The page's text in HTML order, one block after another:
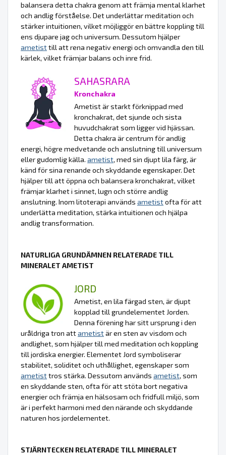
balansera detta chakra genom att främja mental klarhet
och andlig förståelse. Det underlättar meditation och
stärker intuitionen, vilket möjliggör en bättre koppling till
ens djupare jag och universum. Dessutom hjälper
ametisttill att rena negativ energi och omvandla den till
kärlek, vilket främjar balans och inre frid.
SAHASRARA
Kronchakra
Ametist är starkt förknippad med
kronchakrat, det sjunde och sista
huvudchakrat som ligger vid hjässan.
Detta chakra är centrum för andlig
energi, högre medvetande och anslutning till universum
eller gudomlig källa. ametist, med sin djupt lila färg, är
känd för sina renande och skyddande egenskaper. Det
hjälper till att öppna och balansera kronchakrat, vilket
främjar klarhet i sinnet, lugn och större andlig
anslutning. Inom litoterapi används ametistofta för att
underlätta meditation, stärka intuitionen och hjälpa
andlig transformation.
NATURLIGA GRUNDÄMNEN RELATERADE TILL
MINERALET AMETIST
JORD
Ametist, en lila färgad sten, är djupt
kopplad till grundelementet Jorden.
Denna förening har sitt ursprung i den
uråldriga tron attametistär en sten av visdom och
andlighet, som hjälper till med meditation och koppling
till jordiska energier. Elementet Jord symboliserar
stabilitet, soliditet och uthållighet, egenskaper som
ametisttros stärka. Dessutom används ametist, som
en skyddande sten, ofta för att stöta bort negativa
energier och främja en hälsosam och fridfull miljö, som
är i perfekt harmoni med den närande och skyddande
naturen hos jordelementet.
STJÄRNTECKEN RELATERADE TILL MINERALET